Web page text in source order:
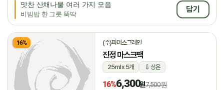
맛찬 산채나물 여러 가지 모음
비빔밥 한 그릇 뚝딱
담기
16% (주)파머스그레인
진정 마스크팩
25ml x 5개 상온
16%6,300원7,500원